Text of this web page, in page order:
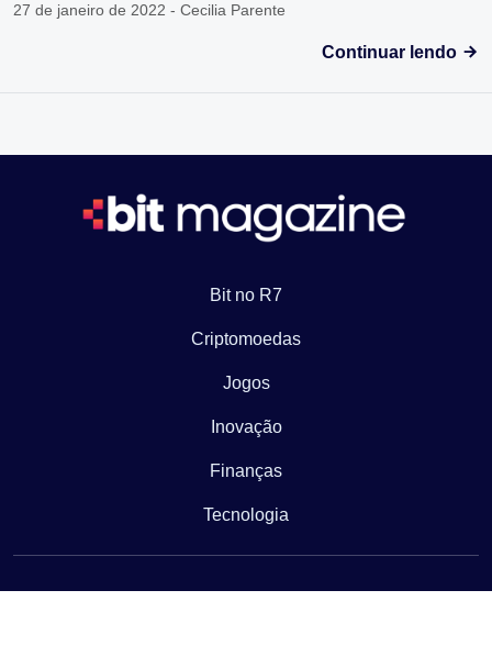
27 de janeiro de 2022 - Cecilia Parente
Continuar lendo
Bit no R7
Criptomoedas
Jogos
Inovação
Finanças
Tecnologia